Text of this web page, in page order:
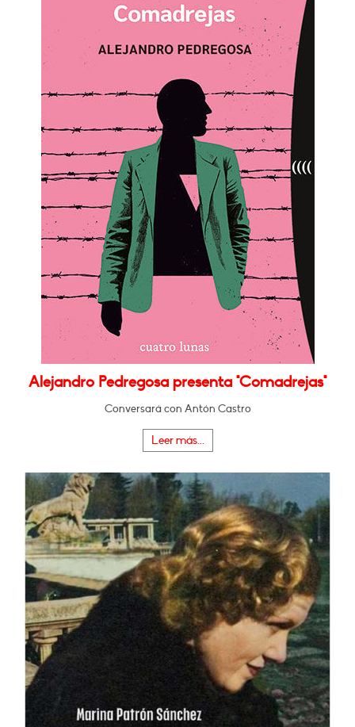
Alejandro Pedregosa presenta "Comadrejas"
Conversará con Antón Castro
Leer más...